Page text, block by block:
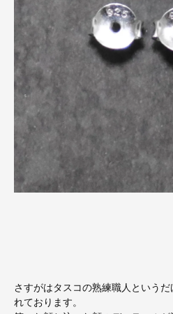
さすがはタスコの熟練職人という
れております。